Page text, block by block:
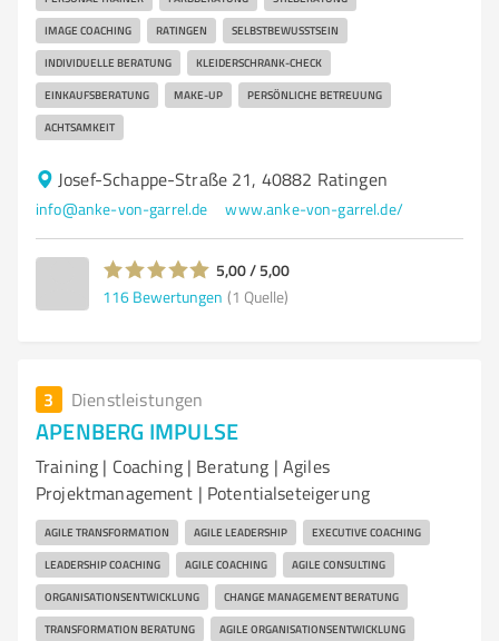
IMAGE COACHING RATINGEN SELBSTBEWUSSTSEIN
INDIVIDUELLE BERATUNG KLEIDERSCHRANK-CHECK
EINKAUFSBERATUNG MAKE-UP PERSÖNLICHE BETREUUNG
ACHTSAMKEIT
Josef-Schappe-Straße 21, 40882 Ratingen
info@anke-von-garrel.de www.anke-von-garrel.de/
5,00 / 5,00
116 Bewertungen (1 Quelle)
3 Dienstleistungen
APENBERG IMPULSE
Training | Coaching | Beratung | Agiles
Projektmanagement | Potentialseteigerung
AGILE TRANSFORMATION AGILE LEADERSHIP EXECUTIVE COACHING
LEADERSHIP COACHING AGILE COACHING AGILE CONSULTING
ORGANISATIONSENTWICKLUNG CHANGE MANAGEMENT BERATUNG
TRANSFORMATION BERATUNG AGILE ORGANISATIONSENTWICKLUNG